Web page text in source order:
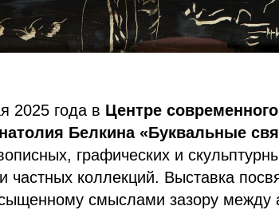
2025 года в Центре
Белкина «Буквальные
графических и
частных коллекций. Выставка
смыслами зазору между